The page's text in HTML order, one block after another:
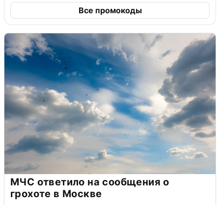
Все промокоды
МЧС ответило на сообщения о
грохоте в Москве